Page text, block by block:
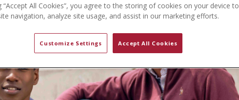
“Accept All Cookies”, you agree to the storing of cookies on your device to
navigation, analyze site usage, and assist in our marketing efforts.
Customize Settings Accept All Cookies